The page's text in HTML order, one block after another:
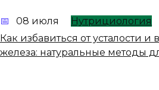
08 июля
Нутрициология
Как избавиться от усталости и
железа: натуральные методы